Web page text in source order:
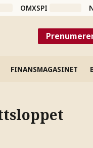
OMXSPI
FINANSMAGASINET